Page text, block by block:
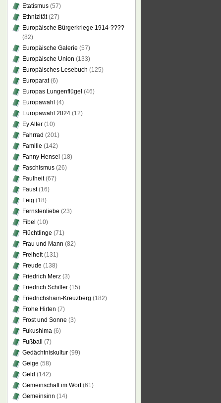
Etatismus (57)
Ethnizität(27)
Europäische Bürgerkriege 1914-????
(82)
Europäische Galerie (57)
Europäische Union (133)
Europäisches Lesebuch (125)
Europarat(6)
Europas Lungenflügel (46)
Europawahl (4)
Europawahl 2024 (12)
Ey Alter (10)
Fahrrad (201)
Familie (142)
Fanny Hensel (18)
Faschismus (26)
Faulheit(67)
Faust(16)
Feig (18)
Fernstenliebe (23)
Fibel (10)
Flüchtlinge (71)
Frau und Mann (82)
Freiheit(131)
Freude (138)
Friedrich Merz (3)
Friedrich Schiller (15)
Friedrichshain-Kreuzberg (182)
Frohe Hirten (7)
Frost und Sonne (3)
Fukushima (6)
Fußball
(7)
Gedächtniskultur (99)
Geige (58)
Geld (142)
Gemeinschaft im Wort(61)
Gemeinsinn (14)